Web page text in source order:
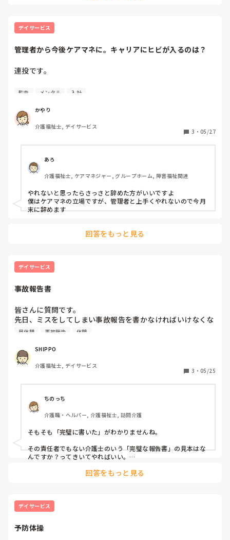
デイサービス
管理者から今後ケアマネに。キャリアにヒビが入るのは？
連投です。
新たな発見。内情がずさんすぎた施設…
そんなデイサービスの管理者…辞退したほうがいいですよ
ね？
なにもわからず近所のデイサービスに正社員で入社、前任が
一度受けたもののお局相談員とうまくやっていけそうになく
辞退の申入れをしました。
その後お局様激昂なのか私に対して無視や態度をあらわにし
ている状態でした。
そんなピリピリしたなか上層部を含め話し合いがなされ。
しかし私に通達もなく書面等に名前を出されてしまっている
そうです。
どちらが今後ケアマネ等目指す際まずいですか？
監査 メンタル 入社
かやり
介護福祉士, デイサービス
3 ・ 05/27
あろ
介護福祉士, ケアマネジャー, グループホーム, 障害福祉関連
やれないと思ったらさっさと辞めた方がいいですよ
僕はケアマネの立場ですが、管理者と上手くやれないので今月
末に辞めます
回答をもっと見る
デイサービス
事故報告書
皆さんに質問です。
先日、ミスをしてしまい事故報告を書かなければいけなくな
りました。
「事故報告書は、100%しっかりと書いてあるものじゃなけ
ればいけない。」と言われ返されました。
「事故報告書の事で、話しをしたりする時間はないから、時
それも責任者でもない介護士に言われました。
確かに私の書く事故報告書は、よくないものだったけど…。
皆さんも完璧に書いた事故報告書を提出していますか？
昼休憩 事故報告 休憩
SHIPPO
介護福祉士, デイサービス
3 ・ 05/25
ちのっち
介護職・ヘルパー, 介護福祉士, 訪問介護
そもそも「完璧に書いた」がわかりませんね。
その責任者でもない介護士のいう「完璧な報告書」の見本はな
んですか？ってきいてやればいい。
ミスをしたことは仕方ない、でもそれって次やらないようなこ
「じゃあなんだったらいいんですか」「あなたが台本書いてそ
れ通りに書けばいいんですか」
回答をもっと見る
デイサービス
予防体操